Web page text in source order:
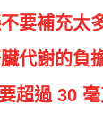
要補充太
代謝的負
超過 30 毫